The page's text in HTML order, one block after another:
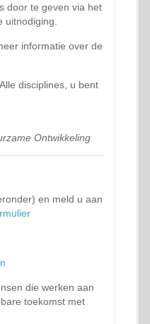
door te geven via het
uitnodiging.
informatie over de
disciplines, u bent
Ontwikkeling
en meld u aan
die werken aan
toekomst met